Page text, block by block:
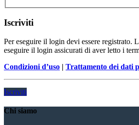
Iscriviti
Per eseguire il login devi essere registrato.
eseguire il login assicurati di aver letto i
Condizioni d’uso | Trattamento dei dati
Iscriviti
Chi siamo